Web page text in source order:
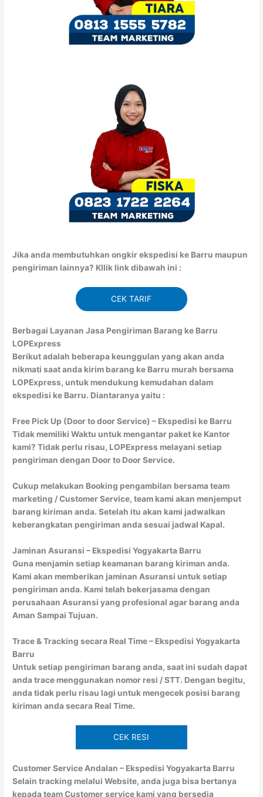
Jika anda membutuhkan ongkir ekspedisi ke Barru maupun
pengiriman lainnya? Kllik link dibawah ini :
CEK TARIF
Berbagai Layanan Jasa Pengiriman Barang ke Barru
LOPExpress
Berikut adalah beberapa keunggulan yang akan anda
nikmati saat anda kirim barang ke Barru murah bersama
LOPExpress, untuk mendukung kemudahan dalam
ekspedisi ke Barru. Diantaranya yaitu :
Free Pick Up (Door to door Service) – Ekspedisi ke Barru
Tidak memiliki Waktu untuk mengantar paket ke Kantor
kami? Tidak perlu risau, LOPExpress melayani setiap
pengiriman dengan Door to Door Service.
Cukup melakukan Booking pengambilan bersama team
marketing / Customer Service, team kami akan menjemput
barang kiriman anda. Setelah itu akan kami jadwalkan
keberangkatan pengiriman anda sesuai jadwal Kapal.
Jaminan Asuransi – Ekspedisi Yogyakarta Barru
Guna menjamin setiap keamanan barang kiriman anda.
Kami akan memberikan jaminan Asuransi untuk setiap
pengiriman anda. Kami telah bekerjasama dengan
perusahaan Asuransi yang profesional agar barang anda
Aman Sampai Tujuan.
Trace & Tracking secara Real Time – Ekspedisi Yogyakarta
Barru
Untuk setiap pengiriman barang anda, saat ini sudah dapat
anda trace menggunakan nomor resi / STT. Dengan begitu,
anda tidak perlu risau lagi untuk mengecek posisi barang
kiriman anda secara Real Time.
CEK RESI
Customer Service Andalan – Ekspedisi Yogyakarta Barru
Selain tracking melalui Website, anda juga bisa bertanya
kepada team Customer service kami yang bersedia